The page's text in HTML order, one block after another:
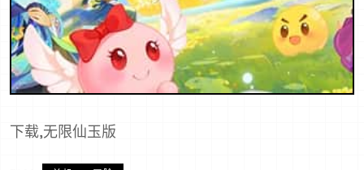
下载,无限仙玉版